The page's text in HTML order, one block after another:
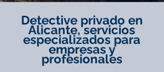
Detective privado en
Alicante, servicios
especializados para
empresas y
profesionales